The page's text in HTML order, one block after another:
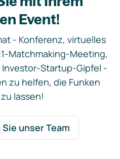
Event!
- Konferenz, virtuelles
Matchmaking-Meeting,
Startup-Gipfel -
zu helfen, die Funken
lassen!
unser Team